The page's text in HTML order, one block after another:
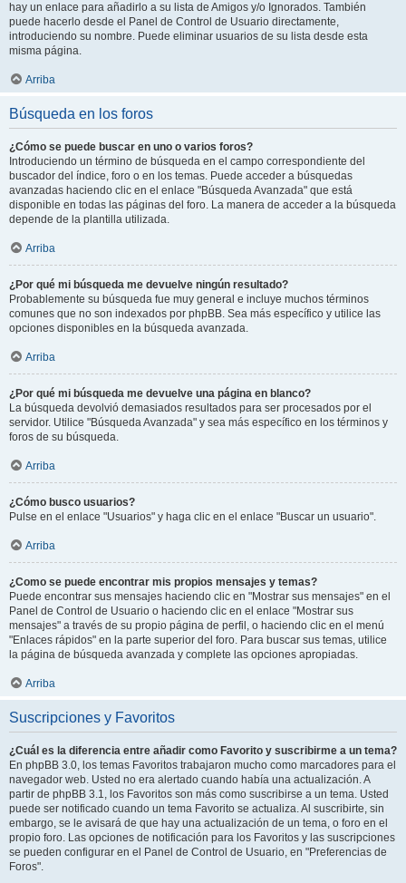
hay un enlace para añadirlo a su lista de Amigos y/o Ignorados. También
puede hacerlo desde el Panel de Control de Usuario directamente,
introduciendo su nombre. Puede eliminar usuarios de su lista desde esta
misma página.
Arriba
Búsqueda en los foros
¿Cómo se puede buscar en uno o varios foros?
Introduciendo un término de búsqueda en el campo correspondiente del
buscador del índice, foro o en los temas. Puede acceder a búsquedas
avanzadas haciendo clic en el enlace "Búsqueda Avanzada" que está
disponible en todas las páginas del foro. La manera de acceder a la búsqueda
depende de la plantilla utilizada.
Arriba
¿Por qué mi búsqueda me devuelve ningún resultado?
Probablemente su búsqueda fue muy general e incluye muchos términos
comunes que no son indexados por phpBB. Sea más específico y utilice las
opciones disponibles en la búsqueda avanzada.
Arriba
¿Por qué mi búsqueda me devuelve una página en blanco?
La búsqueda devolvió demasiados resultados para ser procesados por el
servidor. Utilice "Búsqueda Avanzada" y sea más específico en los términos y
foros de su búsqueda.
Arriba
¿Cómo busco usuarios?
Pulse en el enlace "Usuarios" y haga clic en el enlace "Buscar un usuario".
Arriba
¿Como se puede encontrar mis propios mensajes y temas?
Puede encontrar sus mensajes haciendo clic en "Mostrar sus mensajes" en el
Panel de Control de Usuario o haciendo clic en el enlace "Mostrar sus
mensajes" a través de su propio página de perfil, o haciendo clic en el menú
"Enlaces rápidos" en la parte superior del foro. Para buscar sus temas, utilice
la página de búsqueda avanzada y complete las opciones apropiadas.
Arriba
Suscripciones y Favoritos
¿Cuál es la diferencia entre añadir como Favorito y suscribirme a un tema?
En phpBB 3.0, los temas Favoritos trabajaron mucho como marcadores para el
navegador web. Usted no era alertado cuando había una actualización. A
partir de phpBB 3.1, los Favoritos son más como suscribirse a un tema. Usted
puede ser notificado cuando un tema Favorito se actualiza. Al suscribirte, sin
embargo, se le avisará de que hay una actualización de un tema, o foro en el
propio foro. Las opciones de notificación para los Favoritos y las suscripciones
se pueden configurar en el Panel de Control de Usuario, en "Preferencias de
Foros".